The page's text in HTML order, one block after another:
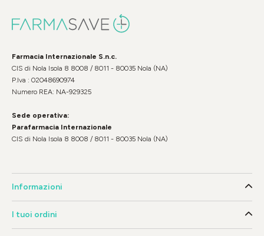
Farmacia Internazionale S.n.c.
CIS di Nola Isola 8 8008 / 8011 - 80035 Nola (NA)
P.Iva : 02048690974
Numero REA: NA-929325
Sede operativa:
Parafarmacia Internazionale
CIS di Nola Isola 8 8008 / 8011 - 80035 Nola (NA)
Informazioni
I tuoi ordini